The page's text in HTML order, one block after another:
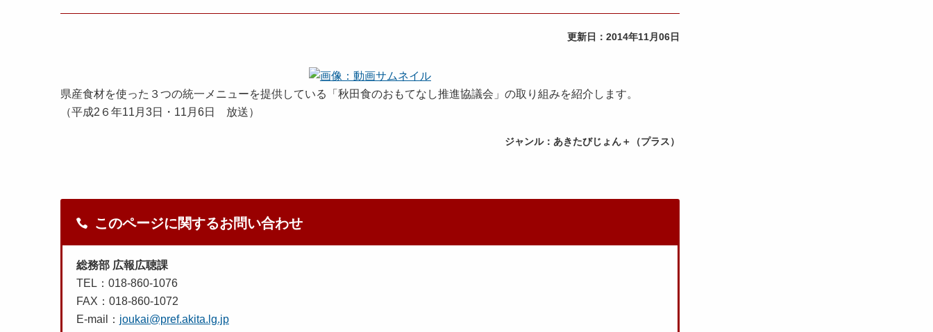
更新日： 2014年11月06日
県産食材を使った３つの統一メニューを提供している「秋田食のおもてなし推進協議会」の取り組みを紹介します。
（平成2６年11月3日・11月6日 放送）
ジャンル：あきたびじょん＋（プラス）
このページに関するお問い合わせ
総務部 広報広聴課
TEL：018-860-1076
FAX：018-860-1072
E-mail： joukai@pref.akita.lg.jp